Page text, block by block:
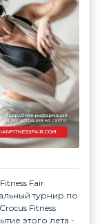
Fair
турнир по
Fitness
этого лета -